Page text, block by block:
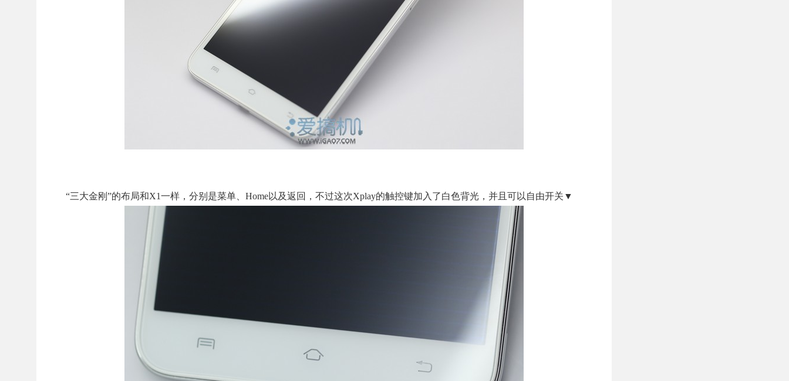
“三大金刚”的布局和X1一样，分别是菜单、Home以及返回，不过这次Xplay的触控键加入了白色背光，并且可以自由开关▼